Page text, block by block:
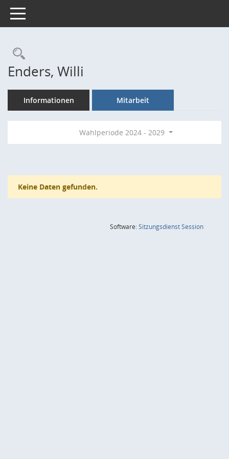
Toggle navigation
Rechercheauswahl
Enders, Willi
Informationen Mitarbeit
Wahlperiode 2024 - 2029
Keine Daten gefunden.
Software:SitzungsdienstSession(Wird in